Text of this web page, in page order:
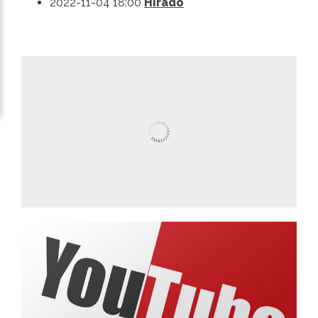
2022-11-04 18:00 Híradó